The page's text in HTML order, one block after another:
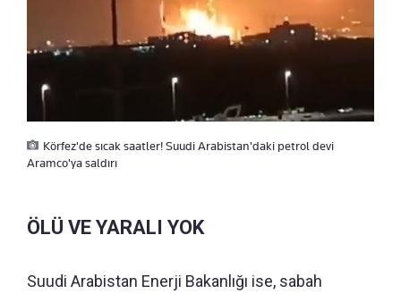
Körfez'de sıcak saatler! Suudi Arabistan'daki petrol devi
Aramco'ya saldırı
ÖLÜ VE YARALI YOK
Suudi Arabistan Enerji Bakanlığı ise, sabah